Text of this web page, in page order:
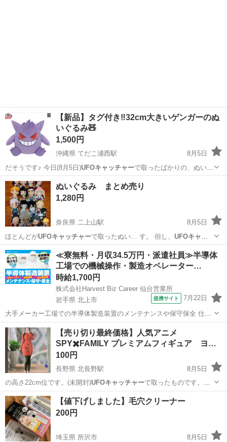
【新品】タグ付き‼️32cm大きいゲンガーのぬ
いぐるみ🧸
1,500円
沖縄県 てだこ浦西駅
8月5日
だそうです♪ 今日(8月5日)UFOキャッチャーで取ったばかりの、ぬいぐ
るみです…
沖縄 宜野湾市 てだこ浦西駅 おもちゃ
ぬいぐるみ まとめ売り
1,280円
奈良県 二上山駅
8月5日
ほとんどがUFOキャッチャーで取ったぬい… す。 但し、 UFOキャッ
チャーで取ってから…
奈良 香芝市 二上山駅 おもちゃ
≪寮無料・月収34.5万円・派遣社員≫半導体
工場での機械操作・製造オペレーター…
時給1,700円
株式会社Harvest Biz Career 仙台営業所
岩手県 北上市
提携サイト 7月22日
大手メーカー工場での半導体製造装置のメンテナンスや保守保全 仕事
内容 ＼フラッシュメモリの製造を行う工場で半導体製造装置の保守・
点検のお仕事／ 新工場新設に伴い、請負現場の立ち上げを行います！
※立ち上げ時期目安：2...
岩手 北上市 その他
【売り切り最終価格】人気アニメ
SPY✖️FAMILY プレミアムフィギュア ヨ…
100円
長野県 北長野駅
8月5日
の高さ22cm位です。(未開封)UFOキャッチャーで取ったものです。
少々箱にスレキ…
長野 長野市 北長野駅 その他 SPY
【値下げしました】毛穴クリーナー
200円
埼玉県 所沢市
8月5日